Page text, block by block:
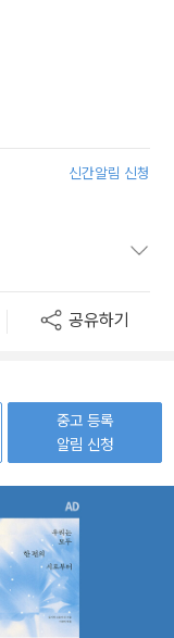
신간알림 신청
공유하기
중고 등록
알림 신청